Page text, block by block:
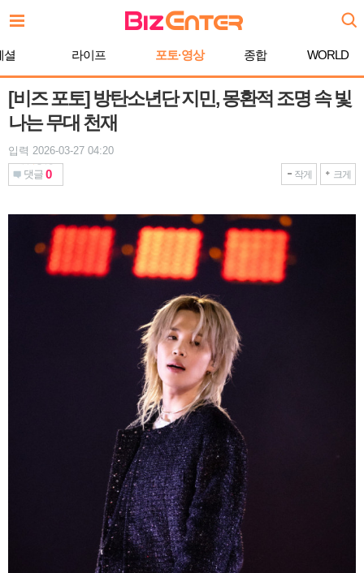
문
로
기
셜 라이프 포토·영상 종합 WORLD
[비즈 포토] 방탄소년단 지민, 몽환적 조명 속 빛
나는 무대 천재
입력 2026-03-27 04:20
댓글 0 작게 크게